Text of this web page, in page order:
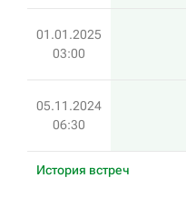
01.01.2025
03:00
05.11.2024
06:30
История встреч